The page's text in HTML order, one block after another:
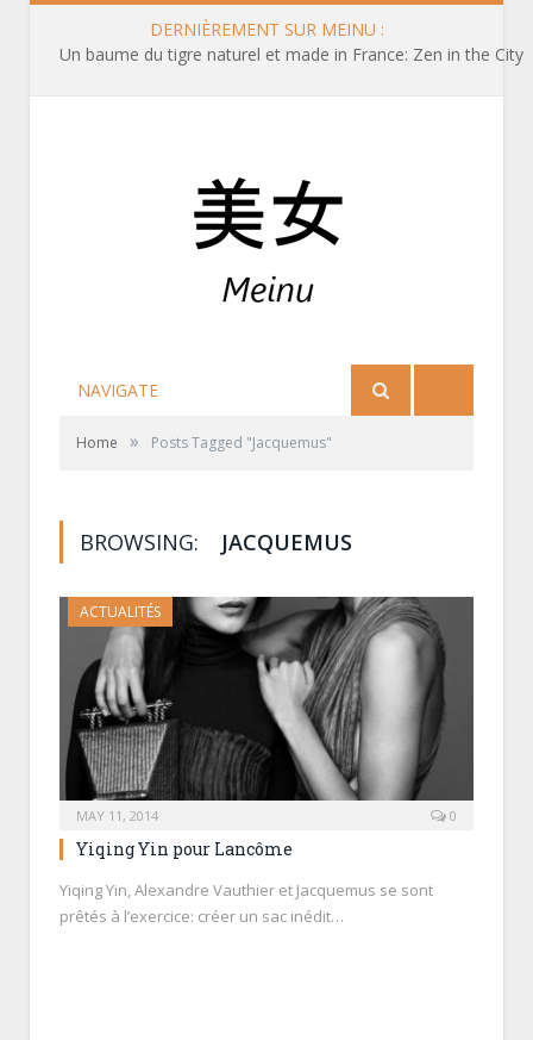
DERNIÈREMENT SUR MEINU :
Un baume du tigre naturel et made in France: Zen in the City
NAVIGATE
Home » Posts Tagged "Jacquemus"
BROWSING: JACQUEMUS
ACTUALITÉS
MAY 11, 2014 0
Yiqing Yin pour Lancôme
Yiqing Yin, Alexandre Vauthier et Jacquemus se sont
prêtés à l’exercice: créer un sac inédit…